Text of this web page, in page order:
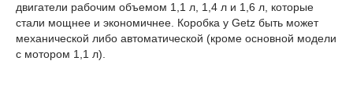
двигатели рабочим объемом 1,1 л, 1,4 л и 1,6 л, которые
стали мощнее и экономичнее. Коробка у Getz быть может
механической либо автоматической (кроме основной модели
с мотором 1,1 л).